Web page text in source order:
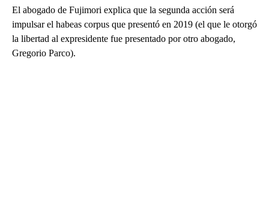
El abogado de Fujimori explica que la segunda acción será
impulsar el habeas corpus que presentó en 2019 (el que le otorgó
la libertad al expresidente fue presentado por otro abogado,
Gregorio Parco).